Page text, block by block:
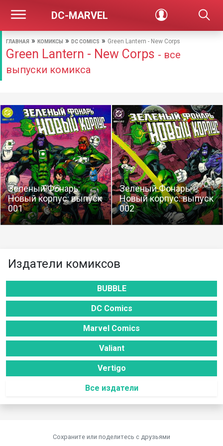
DC-MARVEL
ГЛАВНАЯ » КОМИКСЫ » DC COMICS » Green Lantern - New Corps
Green Lantern - New Corps - все
выпуски комикса
Зеленый Фонарь:
Новый корпус: выпуск
001
Зеленый Фонарь:
Новый корпус: выпуск
002
Издатели комиксов
BUBBLE
DC Comics
Marvel Comics
Valiant
Vertigo
Все издатели
Сохраните или поделитесь c друзьями